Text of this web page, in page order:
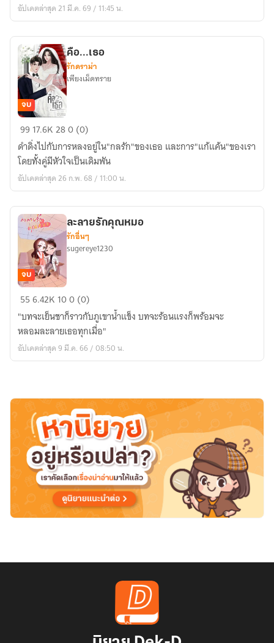
อัปเดตล่าสุด 21 มี.ค. 69 / 11:45 น.
คือ...เธอ
จบ
คือ...เธอ
รักดราม่า
เพียงเม็ดทราย
99 17.6K280 (0)
ดำดิ่งไปกับการหลงอยู่ใน"กลรัก"ของเธอ และการ"แก้แค้น"ของเรา
โดยทั้งคู่มีหัวใจเป็นเดิมพัน
อัปเดตล่าสุด 26 ก.พ. 68 / 11:00 น.
ละลาย
คุณ
หมอ
จบ
ละลายรักคุณหมอ
รักอื่นๆ
sugereye1230
556.42K 100 (0)
"บทจะเย็นชาก็ราวกับภูเขาน้ำแข็ง บทจะร้อนแรงก็พร้อมจะ
หลอมละลายเธอทุกเมื่อ"
อัปเดตล่าสุด 9 มี.ค. 66 / 08:50 น.